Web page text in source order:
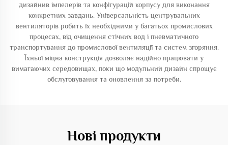
дизайнив імпелерів та конфігурацій корпусу для виконання
конкретних завдань. Універсальність центрувальних
вентиляторів робить їх необхідними у багатьох промислових
процесах, від очищення стічних вод і пневматичного
транспортування до промислової вентиляції та систем згоряння.
Їхньої міцна конструкція дозволяє надійно працювати у
вимагаючих середовищах, поки що модульний дизайн спрощує
обслуговування та оновлення за потреби.
Нові продукти